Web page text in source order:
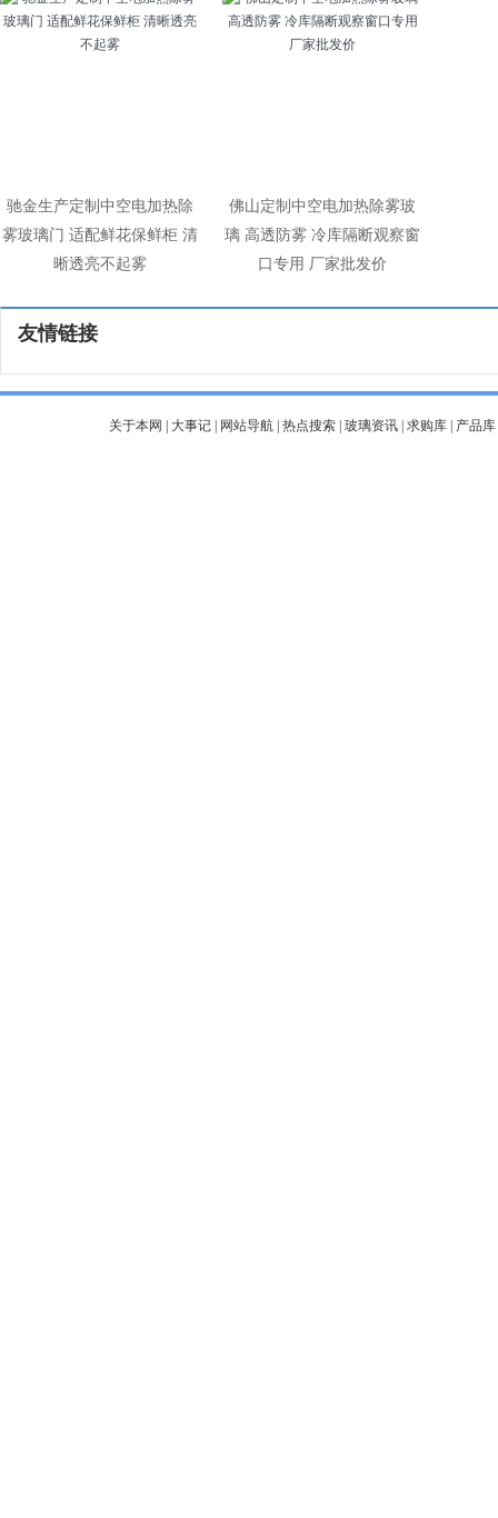
驰金生产定制中空电加热除
雾玻璃门 适配鲜花保鲜柜 清
晰透亮不起雾
佛山定制中空电加热除雾玻
璃 高透防雾 冷库隔断观察窗
口专用 厂家批发价
友情链接
关于本网 大事记 网站导航 热点搜索 玻璃资讯 求购库 产品库